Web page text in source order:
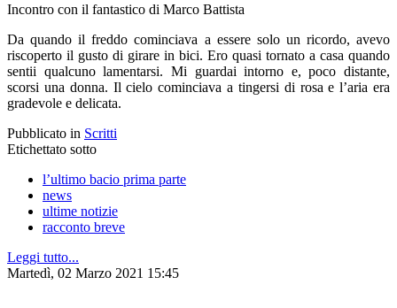
Incontro con il fantastico di Marco Battista
Da quando il freddo cominciava a essere solo un ricordo, avevo
riscoperto il gusto di girare in bici. Ero quasi tornato a casa quando
sentii qualcuno lamentarsi. Mi guardai intorno e, poco distante,
scorsi una donna. Il cielo cominciava a tingersi di rosa e l’aria era
gradevole e delicata.
Pubblicato in Scritti
Etichettato sotto
l’ultimo bacio prima parte
news
ultime notizie
racconto breve
Leggi tutto...
Martedì, 02 Marzo 2021 15:45